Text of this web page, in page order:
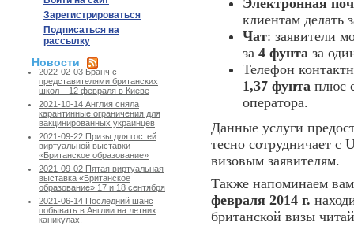
Зарегистрироваться
Подписаться на
рассылку
Новости
2022-02-03 Бранч с
представителями британских
школ – 12 февраля в Киеве
2021-10-14 Англия сняла
карантинные ограничения для
вакцинированных украинцев
2021-09-22 Призы для гостей
виртуальной выставки
«Британское образование»
2021-09-02 Пятая виртуальная
выставка «Британское
образование» 17 и 18 сентября
2021-06-14 Последний шанс
побывать в Англии на летних
каникулах!
Электронная
клиентам делать
Чат: заявители
за 4 фунта за
Телефон
1,37 фунта плюс
оператора.
Данные услуги
тесно сотрудничает
визовым заявителям.
Также напоминаем
февраля 2014 г.
британской визы